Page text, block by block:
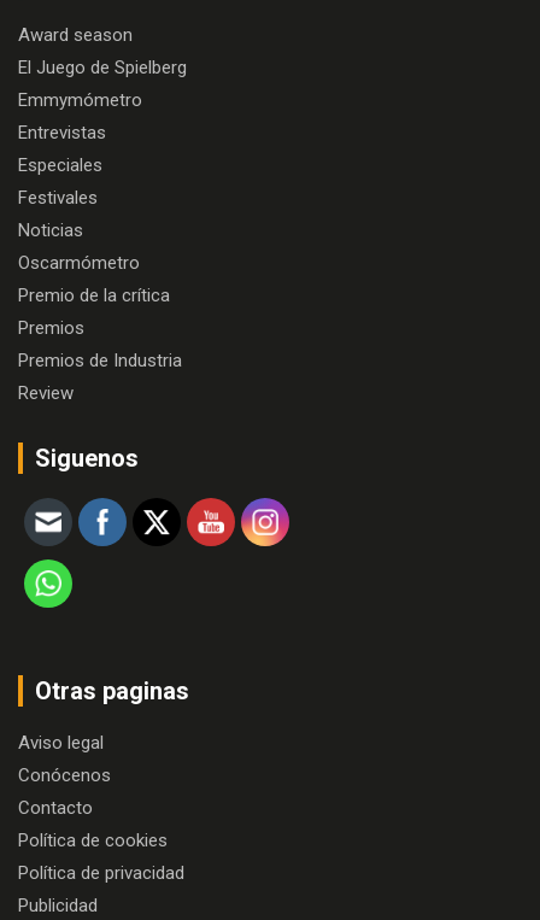
Award season
El Juego de Spielberg
Emmymómetro
Entrevistas
Especiales
Festivales
Noticias
Oscarmómetro
Premio de la crítica
Premios
Premios de Industria
Review
Siguenos
Otras paginas
Aviso legal
Conócenos
Contacto
Política de cookies
Política de privacidad
Publicidad